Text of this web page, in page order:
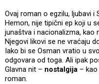
Ovaj roman o egzilu, ljubavi i
Hemon, nije tipični ep koji u
junaštva i nacionalizma, kao
Njegovi likovi se ne vraćaju
Iako bi se Osman vratio u
odgovara od toga. Ali ipak
Glavna nit – nostalgija –
roman.